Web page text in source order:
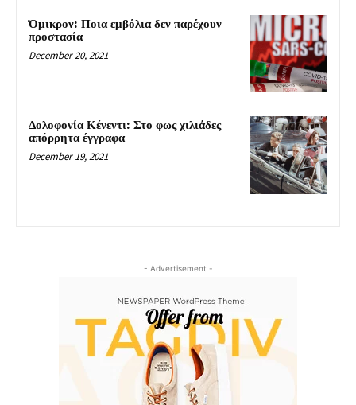
Όμικρον: Ποια εμβόλια δεν παρέχουν
προστασία
December 20, 2021
Δολοφονία Κένεντι: Στο φως χιλιάδες
απόρρητα έγγραφα
December 19, 2021
- Advertisement -